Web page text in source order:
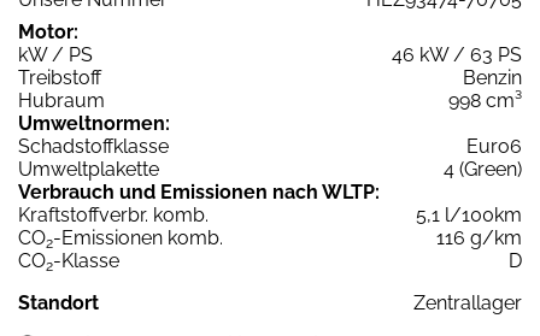
Motor:
kW / PS
46 kW / 63 PS
Treibstoff
Benzin
Hubraum
998 cm³
Umweltnormen:
Schadstoffklasse
Euro6
Umweltplakette
4 (Green)
Verbrauch und Emissionen nach WLTP:
Kraftstoffverbr. komb.
5,1 l/100km
CO2-Emissionen komb.
116 g/km
CO2-Klasse
D
Standort
Zentrallager